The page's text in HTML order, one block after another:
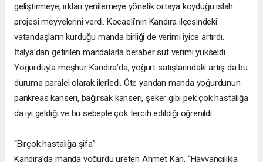
geliştirmeye, ırkları yenilemeye yönelik ortaya koyduğu ıslah
projesi meyvelerini verdi. Kocaeli’nin Kandıra ilçesindeki
vatandaşların kurduğu manda birliği de verimi iyice artırdı.
İtalya’dan getirilen mandalarla beraber süt verimi yükseldi.
Yoğurduyla meşhur Kandıra’da, yoğurt satışlarındaki artış da bu
duruma paralel olarak ilerledi. Öte yandan manda yoğurdunun
pankreas kanseri, bağırsak kanseri, şeker gibi pek çok hastalığa
da iyi geldiği ve bu sebeple çok tercih edildiği öğrenildi.
“Birçok hastalığa şifa”
Kandıra’da manda yoğurdu üreten Ahmet Kan, “Hayvancılıkla